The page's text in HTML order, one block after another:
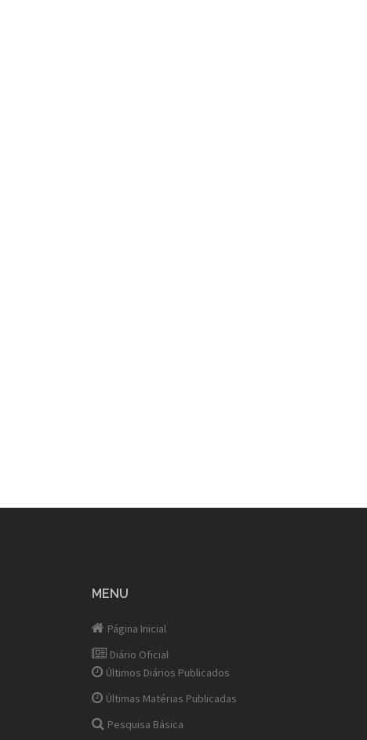
MENU
Página Inicial
Diário Oficial
Últimos Diários Publicados
Últimas Matérias Publicadas
Pesquisa Básica